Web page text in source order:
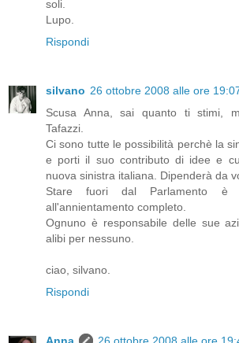
soli.
Lupo.
Rispondi
silvano 26 ottobre 2008 alle ore
Scusa Anna, sai quanto ti stimi,
Tafazzi.
Ci sono tutte le possibilità perchè la
e porti il suo contributo di idee e
nuova sinistra italiana. Dipenderà da
Stare fuori dal Parlamento è
all'annientamento completo.
Ognuno è responsabile delle sue
alibi per nessuno.
ciao, silvano.
Rispondi